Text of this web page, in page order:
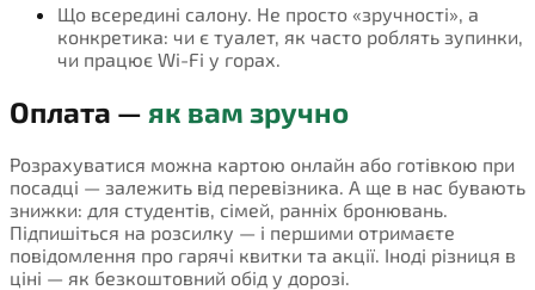
Що всередині салону. Не просто «зручності», а
конкретика: чи є туалет, як часто роблять зупинки,
чи працює Wi-Fi у горах.
Оплата — як вам зручно
Розрахуватися можна картою онлайн або готівкою при
посадці — залежить від перевізника. А ще в нас бувають
знижки: для студентів, сімей, ранніх бронювань.
Підпишіться на розсилку — і першими отримаєте
повідомлення про гарячі квитки та акції. Іноді різниця в
ціні — як безкоштовний обід у дорозі.